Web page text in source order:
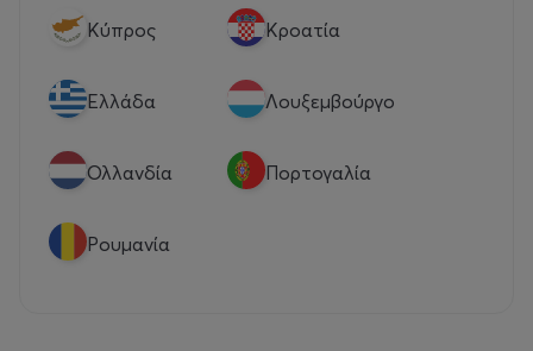
Κύπρος Κροατία
Eλλάδα Λουξεμβούργο
Ολλανδία Πορτογαλία
Ρουμανία